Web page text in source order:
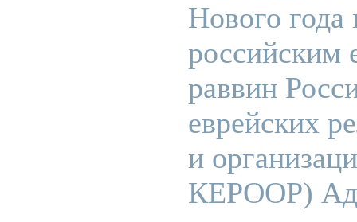
Нового года
российским
раввин
еврейских
и
КЕРООР)